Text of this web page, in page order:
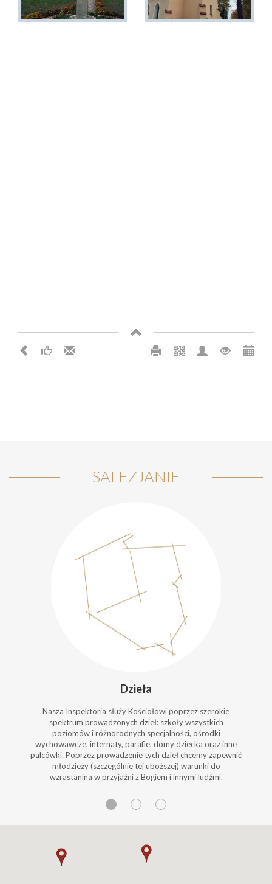
SALEZJANIE
Dzieła
Nasza Inspektoria służy Kościołowi poprzez szerokie
spektrum prowadzonych dzieł: szkoły wszystkich
poziomów i różnorodnych specjalności, ośrodki
wychowawcze, internaty, parafie, domy dziecka oraz inne
palcówki. Poprzez prowadzenie tych dzieł chcemy zapewnić
młodzieży (szczególnie tej uboższej) warunki do
wzrastanina w przyjaźni z Bogiem i innymi ludźmi.